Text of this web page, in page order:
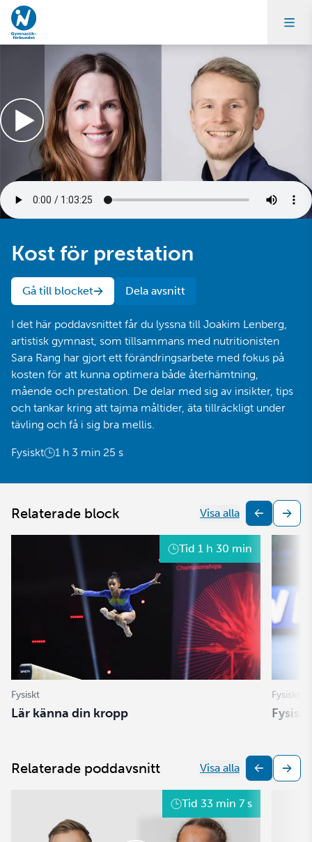
Kost för prestation
Dela avsnitt
Gå till blocket
I det här poddavsnittet får du lyssna till Joakim Lenberg,
artistisk gymnast, som tillsammans med nutritionisten
Sara Rang har gjort ett förändringsarbete med fokus på
kosten för att kunna optimera både återhämtning,
mående och prestation. De delar med sig av insikter, tips
och tankar kring att tajma måltider, äta tillräckligt under
tävling och få i sig bra mellis.
Fysiskt 1 h 3 min 25 s
Relaterade block Visa alla
Tid1 h 30 min
Fysiskt
Lär känna din kropp
Fysiskt
Relaterade poddavsnitt Visa alla
Tid 33 min 7 s